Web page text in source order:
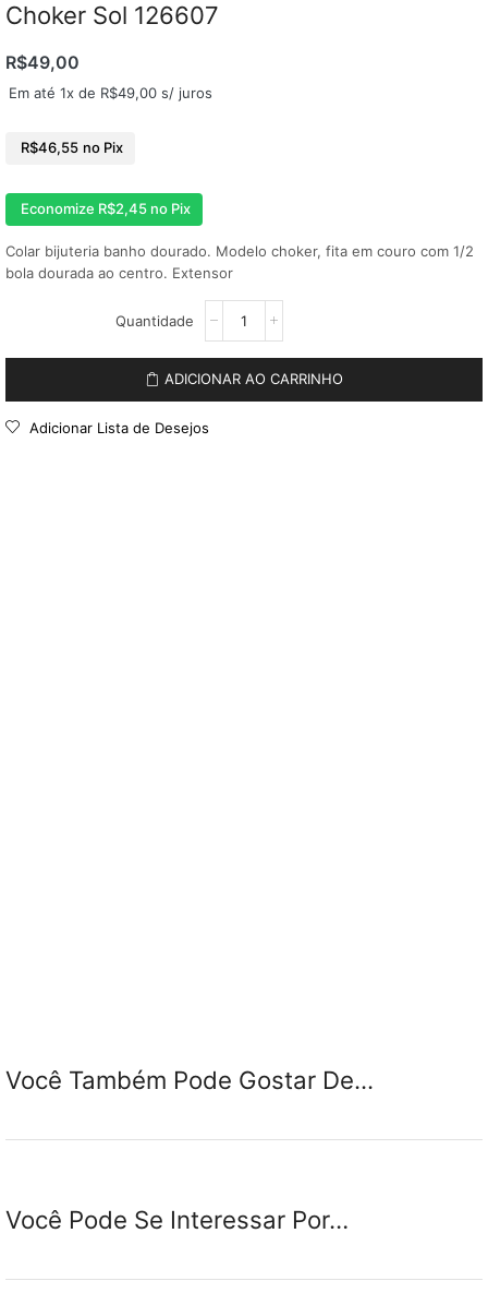
Choker Sol 126607
R$49,00
Em até 1x de R$49,00 s/ juros
R$46,55 no Pix
Economize R$2,45 no Pix
Colar bijuteria banho dourado. Modelo choker, fita em couro com 1/2
bola dourada ao centro. Extensor
ADICIONAR AO CARRINHO
Adicionar Lista de Desejos
Você Também Pode Gostar De...
Você Pode Se Interessar Por…